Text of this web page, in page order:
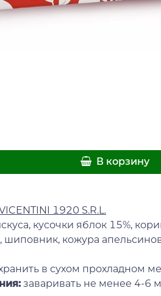
В корзину
1920 S.R.L.
кусочки яблок 15%,
кожура
в сухом прохладном
заваривать не менее 4-6